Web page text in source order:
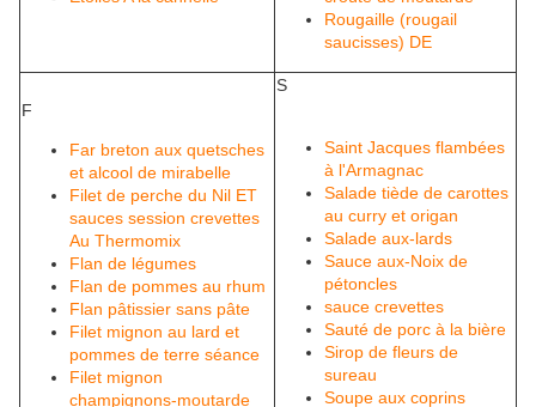
Rougaille (rougail
saucisses) DE
F
Far breton aux quetsches
et alcool de mirabelle
Filet de perche du Nil ET
sauces session crevettes
Au Thermomix
Flan de légumes
Flan de pommes au rhum
Flan pâtissier sans pâte
Filet mignon au lard et
pommes de terre séance
Filet mignon
champignons-moutarde
S
Saint Jacques flambées
à l'Armagnac
Salade tiède de carottes
au curry et origan
Salade aux-lards
Sauce aux-Noix de
pétoncles
sauce crevettes
Sauté de porc à la bière
Sirop de fleurs de
sureau
Soupe aux coprins